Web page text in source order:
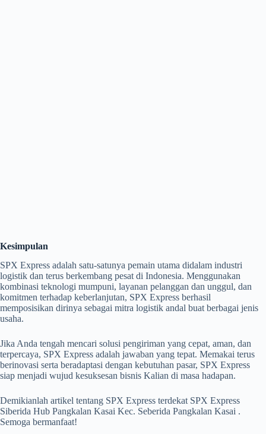
Kesimpulan
SPX Express adalah satu-satunya pemain utama didalam industri
logistik dan terus berkembang pesat di Indonesia. Menggunakan
kombinasi teknologi mumpuni, layanan pelanggan dan unggul, dan
komitmen terhadap keberlanjutan, SPX Express berhasil
memposisikan dirinya sebagai mitra logistik andal buat berbagai jenis
usaha.
Jika Anda tengah mencari solusi pengiriman yang cepat, aman, dan
terpercaya, SPX Express adalah jawaban yang tepat. Memakai terus
berinovasi serta beradaptasi dengan kebutuhan pasar, SPX Express
siap menjadi wujud kesuksesan bisnis Kalian di masa hadapan.
Demikianlah artikel tentang SPX Express terdekat SPX Express
Siberida Hub Pangkalan Kasai Kec. Seberida Pangkalan Kasai .
Semoga bermanfaat!